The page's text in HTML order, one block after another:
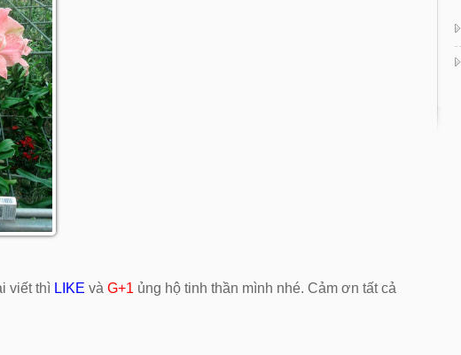
viết thì LIKE và G+1 ủng hộ tinh thần mình nhé. Cảm ơn tất cả